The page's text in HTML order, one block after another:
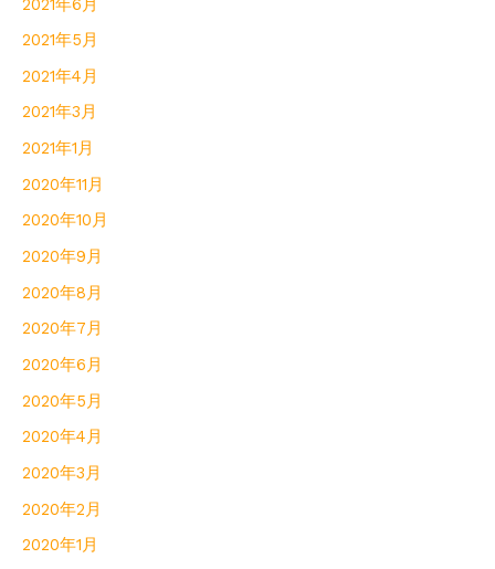
2021年5月
2021年4月
2021年3月
2021年1月
2020年11月
2020年10月
2020年9月
2020年8月
2020年7月
2020年6月
2020年5月
2020年4月
2020年3月
2020年2月
2020年1月